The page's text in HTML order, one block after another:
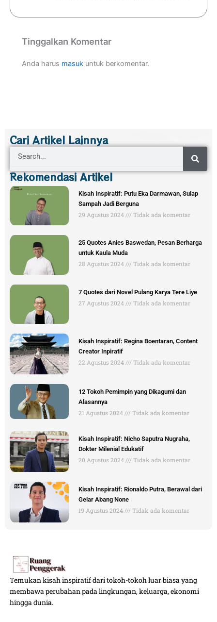
Tinggalkan Komentar
Anda harus masuk untuk berkomentar.
Cari Artikel Lainnya
Rekomendasi Artikel
Kisah Inspiratif: Putu Eka Darmawan, Sulap
Sampah Jadi Berguna
29 Agustus 2024 Tidak ada komentar
25 Quotes Anies Baswedan, Pesan Berharga
untuk Kaula Muda
28 Agustus 2024 Tidak ada komentar
7 Quotes dari Novel Pulang Karya Tere Liye
27 Agustus 2024 Tidak ada komentar
Kisah Inspiratif: Regina Boentaran, Content
Creator Inpiratif
22 Agustus 2024 Tidak ada komentar
12 Tokoh Pemimpin yang Dikagumi dan
Alasannya
21 Agustus 2024 Tidak ada komentar
Kisah Inspiratif: Nicho Saputra Nugraha,
Dokter Milenial Edukatif
20 Agustus 2024 Tidak ada komentar
Kisah Inspiratif: Rionaldo Putra, Berawal dari
Gelar Abang None
19 Agustus 2024 Tidak ada komentar
Temukan kisah inspiratif dari tokoh-tokoh luar biasa yang
membawa perubahan pada lingkungan, keluarga, ekonomi
hingga dunia.